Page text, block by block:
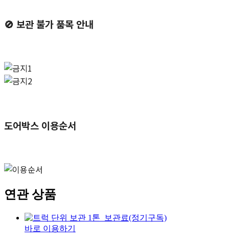
🚫 보관 불가 품목 안내
도어박스 이용순서
연관 상품
바로 이용하기